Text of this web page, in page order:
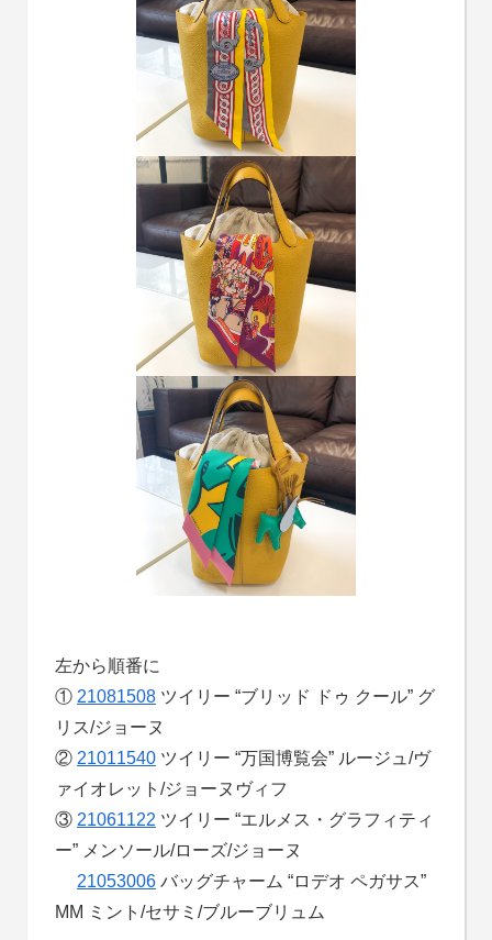
左から順番に
① 21081508ツイリー “ブリッド ドゥ クール” グ
リス/ジョーヌ
② 21011540ツイリー “万国博覧会” ルージュ/ヴ
ァイオレット/ジョーヌヴィフ
③ 21061122 ツイリー “エルメス・グラフィティ
ー” メンソール/ローズ/ジョーヌ
21053006バッグチャーム “ロデオ ペガサス”
MM ミント/セサミ/ブルーブリュム